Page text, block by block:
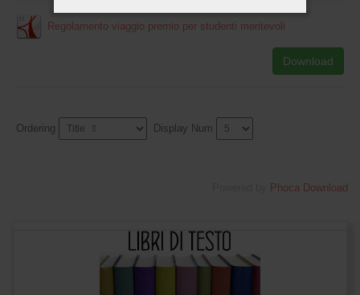
Regolamento viaggio premio per studenti meritevoli
Download
Ordering Display Num
Phoca Download